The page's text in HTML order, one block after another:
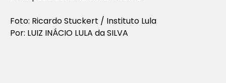
Foto: Ricardo Stuckert / Instituto Lula
Por: LUIZ INÁCIO LULA da SILVA